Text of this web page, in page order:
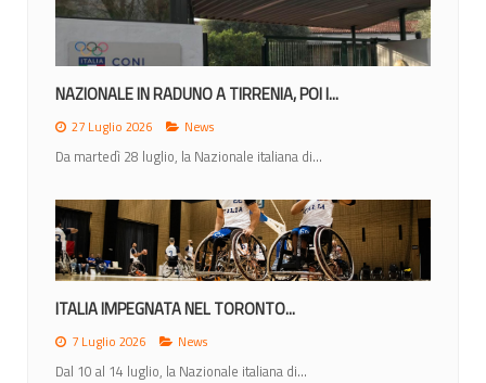
NAZIONALE IN RADUNO A TIRRENIA, POI I...
27 Luglio 2026 News
Da martedì 28 luglio, la Nazionale italiana di...
ITALIA IMPEGNATA NEL TORONTO...
7 Luglio 2026 News
Dal 10 al 14 luglio, la Nazionale italiana di...